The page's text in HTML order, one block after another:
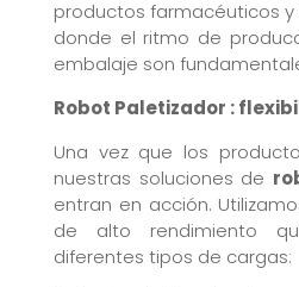
productos farmacéuticos
donde el ritmo de
embalaje son
Robot Paletizador :
Una vez que los
nuestras soluciones de
entran en acción.
de alto rendimiento
diferentes tipos de cargas: